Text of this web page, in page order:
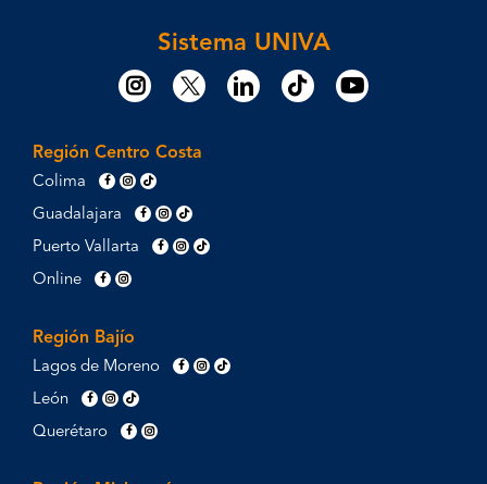
Sistema UNIVA
Región Centro Costa
Colima
Guadalajara
Puerto Vallarta
Online
Región Bajío
Lagos de Moreno
León
Querétaro